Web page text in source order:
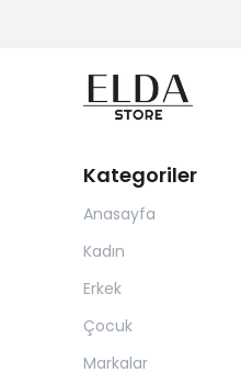
Kategoriler
Anasayfa
Kadın
Erkek
Çocuk
Markalar